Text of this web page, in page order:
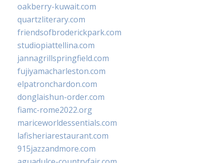
oakberry-kuwait.com
quartzliterary.com
friendsofbroderickpark.com
studiopiattellina.com
jannagrillspringfield.com
fujiyamacharleston.com
elpatronchardon.com
donglaishun-order.com
fiamc-rome2022.org
mariceworldessentials.com
lafisheriarestaurant.com
915jazzandmore.com